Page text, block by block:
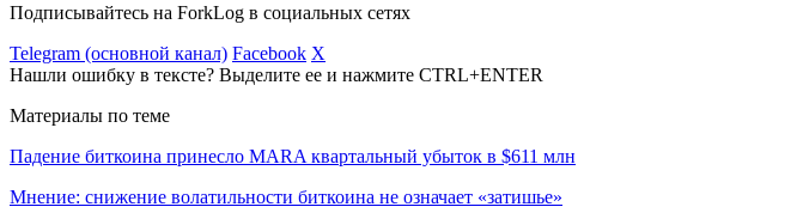
Подписывайтесь на ForkLog в социальных сетях
Telegram (основной канал) Facebook X
Нашли ошибку в тексте? Выделите ее и нажмите CTRL+ENTER
Материалы по теме
Падение биткоина принесло MARA квартальный убыток в $611 млн
Мнение: снижение волатильности биткоина не означает «затишье»